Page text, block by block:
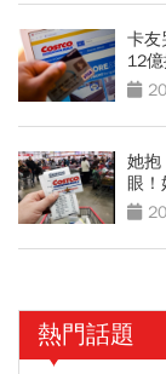
卡
12
她抱
眼
熱門話題